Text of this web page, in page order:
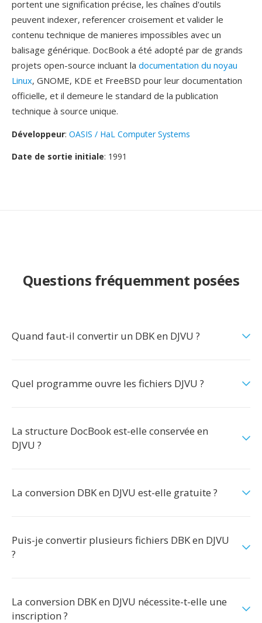
portent une signification précise, les chaînes d'outils
peuvent indexer, referencer croisement et valider le
contenu technique de manieres impossibles avec un
balisage générique. DocBook a été adopté par de grands
projets open-source incluant la documentation du noyau
Linux, GNOME, KDE et FreeBSD pour leur documentation
officielle, et il demeure le standard de la publication
technique à source unique.
Développeur: OASIS / HaL Computer Systems
Date de sortie initiale: 1991
Questions fréquemment posées
Quand faut-il convertir un DBK en DJVU ?
Quel programme ouvre les fichiers DJVU ?
La structure DocBook est-elle conservée en
DJVU ?
La conversion DBK en DJVU est-elle gratuite ?
Puis-je convertir plusieurs fichiers DBK en DJVU
?
La conversion DBK en DJVU nécessite-t-elle une
inscription ?